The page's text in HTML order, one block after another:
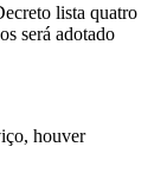
lista quatro
será adotado
houver